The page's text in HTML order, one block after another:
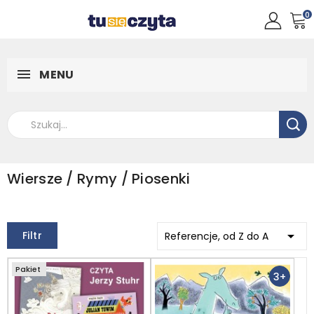
0
MENU
Wiersze / Rymy / Piosenki
Filtr Referencje, od Z do A 
Pakiet
3+